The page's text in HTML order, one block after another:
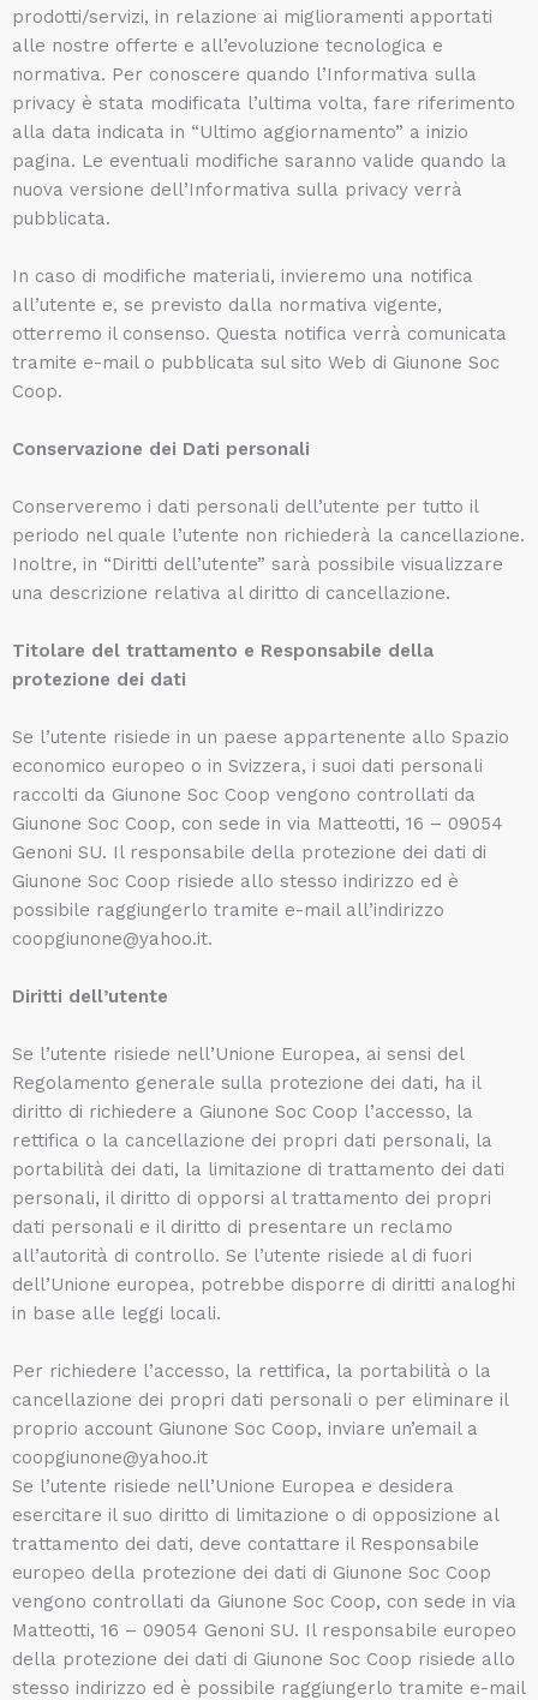
prodotti/servizi, in relazione ai miglioramenti apportati
alle nostre offerte e all’evoluzione tecnologica e
normativa. Per conoscere quando l’Informativa sulla
privacy è stata modificata l’ultima volta, fare riferimento
alla data indicata in “Ultimo aggiornamento” a inizio
pagina. Le eventuali modifiche saranno valide quando la
nuova versione dell’Informativa sulla privacy verrà
pubblicata.
In caso di modifiche materiali, invieremo una notifica
all’utente e, se previsto dalla normativa vigente,
otterremo il consenso. Questa notifica verrà comunicata
tramite e-mail o pubblicata sul sito Web di Giunone Soc
Coop.
Conservazione dei Dati personali
Conserveremo i dati personali dell’utente per tutto il
periodo nel quale l’utente non richiederà la cancellazione.
Inoltre, in “Diritti dell’utente” sarà possibile visualizzare
una descrizione relativa al diritto di cancellazione.
Titolare del trattamento e Responsabile della
protezione dei dati
Se l’utente risiede in un paese appartenente allo Spazio
economico europeo o in Svizzera, i suoi dati personali
raccolti da Giunone Soc Coop vengono controllati da
Giunone Soc Coop, con sede in via Matteotti, 16 – 09054
Genoni SU. Il responsabile della protezione dei dati di
Giunone Soc Coop risiede allo stesso indirizzo ed è
possibile raggiungerlo tramite e-mail all’indirizzo
coopgiunone@yahoo.it.
Diritti dell’utente
Se l’utente risiede nell’Unione Europea, ai sensi del
Regolamento generale sulla protezione dei dati, ha il
diritto di richiedere a Giunone Soc Coop l’accesso, la
rettifica o la cancellazione dei propri dati personali, la
portabilità dei dati, la limitazione di trattamento dei dati
personali, il diritto di opporsi al trattamento dei propri
dati personali e il diritto di presentare un reclamo
all’autorità di controllo. Se l’utente risiede al di fuori
dell’Unione europea, potrebbe disporre di diritti analoghi
in base alle leggi locali.
Per richiedere l’accesso, la rettifica, la portabilità o la
cancellazione dei propri dati personali o per eliminare il
proprio account Giunone Soc Coop, inviare un’email a
coopgiunone@yahoo.it
Se l’utente risiede nell’Unione Europea e desidera
esercitare il suo diritto di limitazione o di opposizione al
trattamento dei dati, deve contattare il Responsabile
europeo della protezione dei dati di Giunone Soc Coop
vengono controllati da Giunone Soc Coop, con sede in via
Matteotti, 16 – 09054 Genoni SU. Il responsabile europeo
della protezione dei dati di Giunone Soc Coop risiede allo
stesso indirizzo ed è possibile raggiungerlo tramite e-mail